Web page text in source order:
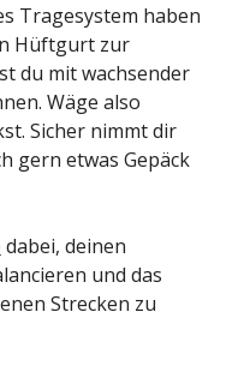
Tragesystem haben
Hüftgurt zur
du mit wachsender
Wäge also
Sicher nimmt dir
gern etwas Gepäck
dabei, deinen
und das
Strecken zu